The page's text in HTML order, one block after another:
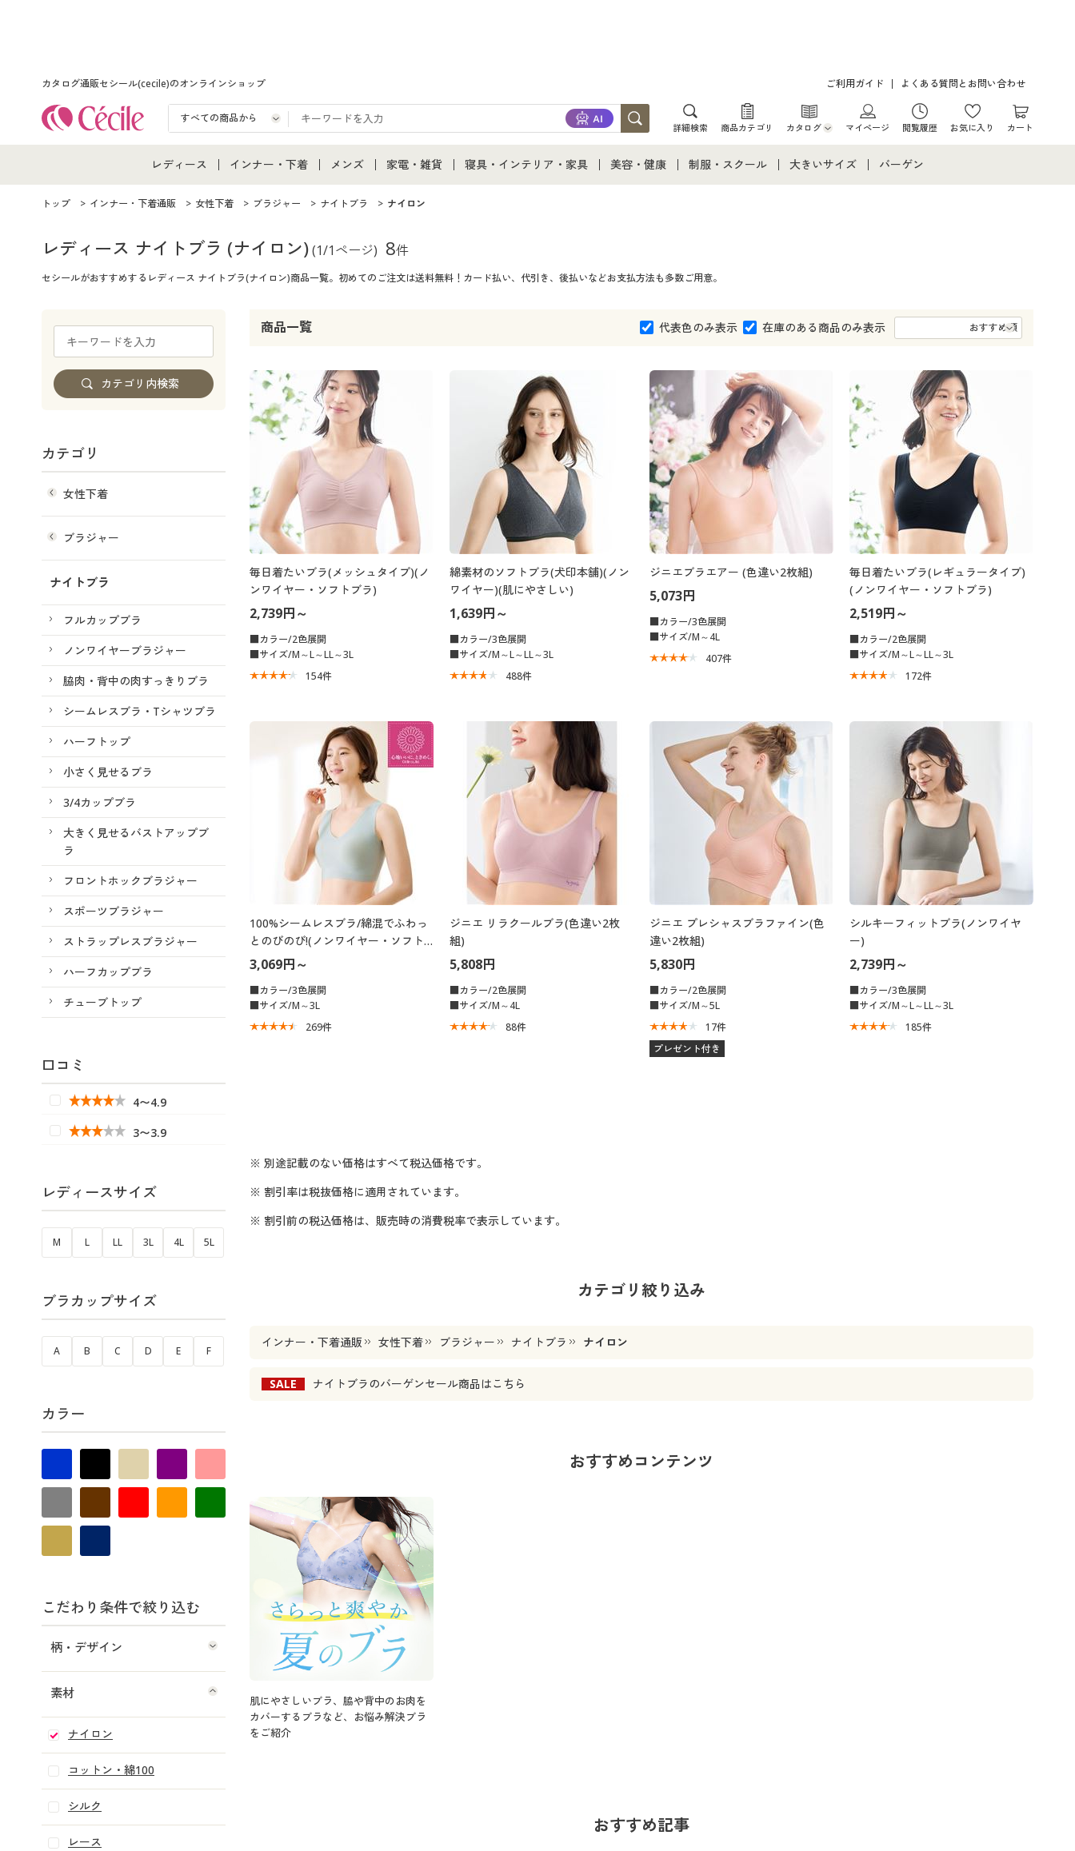
カタログ通販セシール(cecile)のオンラインショップ ご利用ガイド よくある質問とお問い合わせ
詳細検索 商品カテゴリ カタログ
カタログ・チラシからのご注文
マイページ 閲覧履歴 お気に入り カート
レディース
レディース通販すべて
レディースファッション
女性下着
インナー・下着
インナー・下着通販すべて
女性下着
メンズ下着
ジュニア・ティーンズ下着
メンズ
メンズ通販すべて
メンズファッション
メンズ下着
家電・雑貨
家電・雑貨すべて
家電
キッチン・雑貨・日用品
寝具・インテリア・家具
寝具・ベッド
美容・健康 制服・スクール
ジュニア・ティーンズ下着
大きいサイズ
大きいサイズ メンズ
バーゲン
トップ インナー・下着通販 女性下着 ブラジャー ナイトブラ ナイロン
レディース ナイトブラ (ナイロン)(1/1ページ) 8件
セシールがおすすめするレディース ナイトブラ(ナイロン)商品一覧。初めてのご注文は送料無料！カード払い、代引き、後払いなどお支払方法も多数ご用意。
商品一覧 代表色のみ表示 在庫のある商品のみ表示
毎日着たいブラ(メッシュタイプ)(ノ
ンワイヤー・ソフトブラ)
2,739円～
■カラー/2色展開
■サイズ/M～L～LL～3L
154件
綿素材のソフトブラ(犬印本舗)(ノン
ワイヤー)(肌にやさしい)
1,639円～
■カラー/3色展開
■サイズ/M～L～LL～3L
488件
ジニエブラエアー (色違い2枚組)
5,073円
■カラー/3色展開
■サイズ/M～4L
407件
毎日着たいブラ(レギュラータイプ)
(ノンワイヤー・ソフトブラ)
2,519円～
■カラー/2色展開
■サイズ/M～L～LL～3L
172件
100%シームレスブラ/綿混でふわっ
とのびのび!(ノンワイヤー・ソフト
ブラ)(日本製)
3,069円～
■カラー/3色展開
■サイズ/M～3L
269件
ジニエ リラクールブラ(色違い2枚
組)
5,808円
■カラー/2色展開
■サイズ/M～4L
88件
ジニエ プレシャスブラファイン(色
違い2枚組)
5,830円
■カラー/2色展開
■サイズ/M～5L
17件
プレゼント付き
シルキーフィットブラ(ノンワイヤ
ー)
2,739円～
■カラー/3色展開
■サイズ/M～L～LL～3L
185件
※ 別途記載のない価格はすべて税込価格です。
※ 割引率は税抜価格に適用されています。
※ 割引前の税込価格は、販売時の消費税率で表示しています。
カテゴリ絞り込み
インナー・下着通販 女性下着 ブラジャー ナイトブラ ナイロン
SALE ナイトブラのバーゲンセール商品はこちら
おすすめコンテンツ
肌にやさしいブラ、脇や背中のお肉を
カバーするブラなど、お悩み解決ブラ
をご紹介
おすすめ記事
カテゴリ
女性下着
ブラジャー
ナイトブラ
フルカップブラ
ノンワイヤーブラジャー
脇肉・背中の肉すっきりブラ
シームレスブラ・Tシャツブラ
ハーフトップ
小さく見せるブラ
3/4カップブラ
大きく見せるバストアップブ
ラ
フロントホックブラジャー
スポーツブラジャー
ストラップレスブラジャー
ハーフカップブラ
チューブトップ
口コミ
4〜4.9
3〜3.9
レディースサイズ
M L LL 3L 4L 5L
ブラカップサイズ
A B C D E F
カラー
こだわり条件で絞り込む
柄・デザイン
素材
ナイロン
コットン・綿100
シルク
レース